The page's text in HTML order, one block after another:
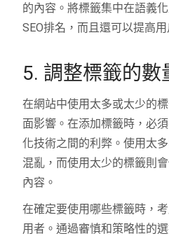
的內容。將標籤集中在語義
SEO排名，而且還可以提高
5. 調整標籤的數
在網站中使用太多或太少的
面影響。在添加標籤時，必
化技術之間的利弊。使用太
混亂，而使用太少的標籤則
內容。
在確定要使用哪些標籤時，
用者。通過審慎和策略性的